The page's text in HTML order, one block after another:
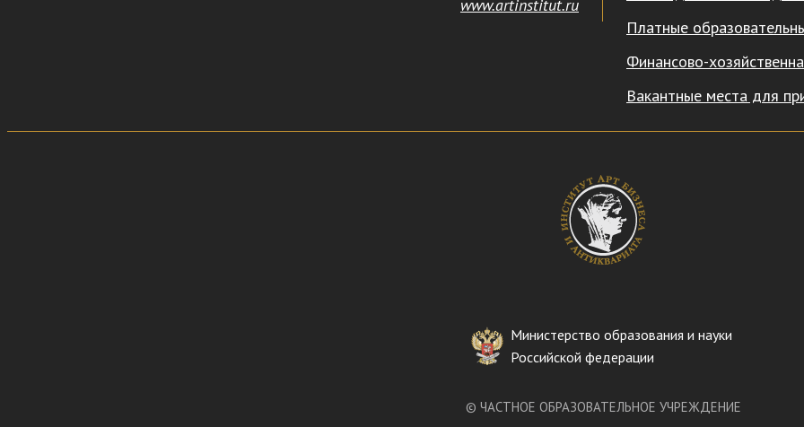
Платные
Финансово-
Вакантные места для
www.artinstitut.ru
Министерство образования и науки
Российской федерации
© ЧАСТНОЕ ОБРАЗОВАТЕЛЬНОЕ УЧРЕЖДЕНИЕ